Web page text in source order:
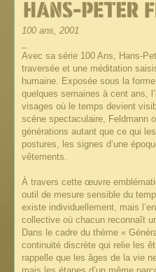
100 ans, 2001
Avec sa série 100 Ans, Hans-
traversée et une méditation
humaine. Exposée sous la
quelques semaines à cent ans,
visages où le temps devient
scène spectaculaire, Feldmann
générations autant que ce qui
postures, les signes d’une
vêtements.
À travers cette œuvre
outil de mesure sensible du
existe individuellement, mais
collective où chacun reconnaît
Dans le cadre du thème «
continuité discrète qui relie les
rappelle que les âges de la vie